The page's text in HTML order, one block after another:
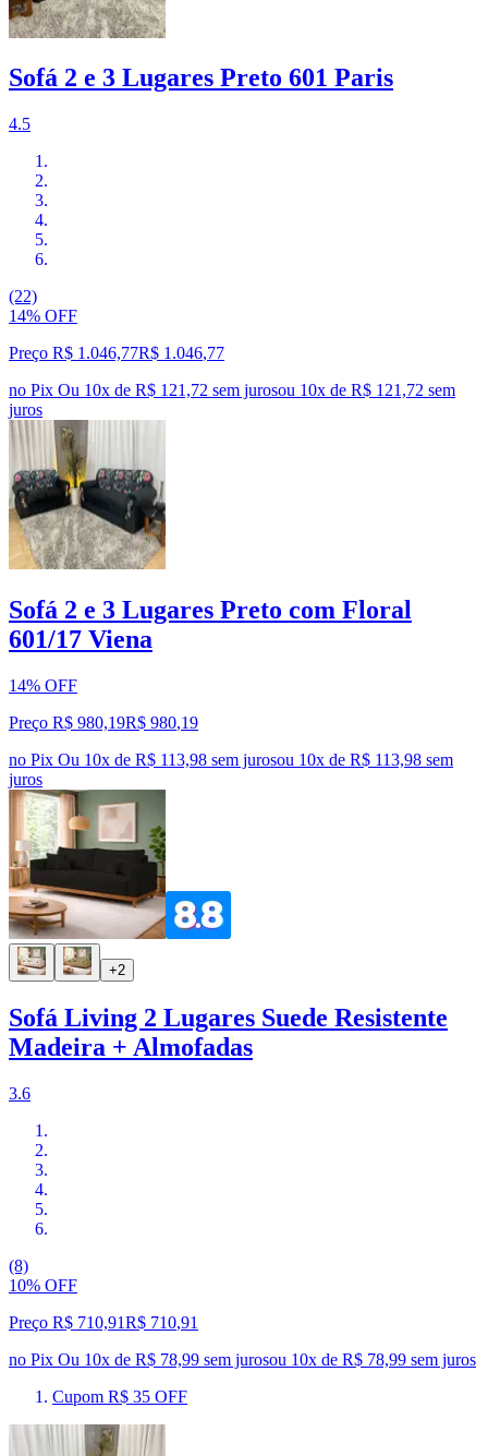
Sofá 2 e 3 Lugares Preto 601 Paris
4.5
(22)
14% OFF
Preço R$ 1.046,77R$ 1.046,77
no Pix Ou 10x de R$ 121,72 sem jurosou 10x de R$ 121,72 sem
juros
Sofá 2 e 3 Lugares Preto com Floral
601/17 Viena
14% OFF
Preço R$ 980,19R$ 980,19
no Pix Ou 10x de R$ 113,98 sem jurosou 10x de R$ 113,98 sem
juros
+2
Sofá Living 2 Lugares Suede Resistente
Madeira + Almofadas
3.6
(8)
10% OFF
Preço R$ 710,91R$ 710,91
no Pix Ou 10x de R$ 78,99 sem jurosou 10x de R$ 78,99 sem juros
Cupom R$ 35 OFF